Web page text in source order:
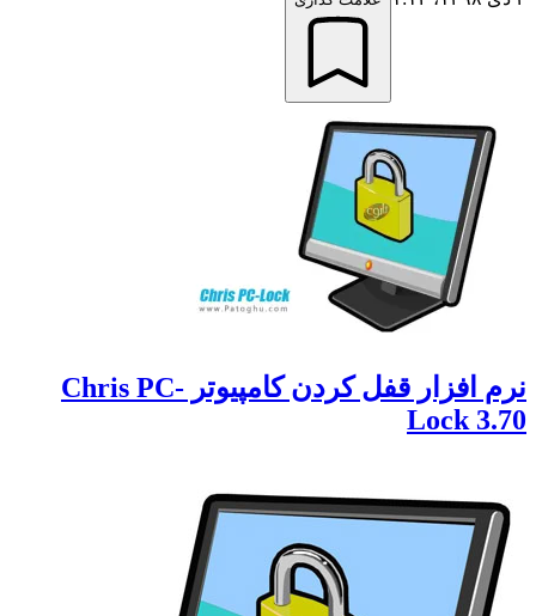
نرم افزار قفل کردن کامپیوتر Chris PC-
Lock